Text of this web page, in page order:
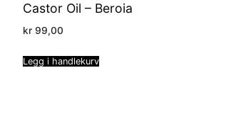
Castor Oil – Beroia
kr 99,00
Legg i handlekurv